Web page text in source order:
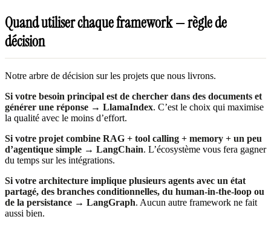
Quand utiliser chaque framework — règle de
décision
Notre arbre de décision sur les projets que nous livrons.
Si votre besoin principal est de chercher dans des documents et
générer une réponse → LlamaIndex. C’est le choix qui maximise
la qualité avec le moins d’effort.
Si votre projet combine RAG + tool calling + memory + un peu
d’agentique simple → LangChain. L’écosystème vous fera gagner
du temps sur les intégrations.
Si votre architecture implique plusieurs agents avec un état
partagé, des branches conditionnelles, du human-in-the-loop ou
de la persistance → LangGraph. Aucun autre framework ne fait
aussi bien.